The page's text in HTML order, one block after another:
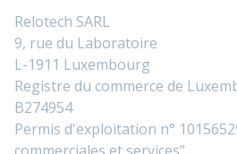
Relotech SARL
9, rue du Laboratoire
L-1911 Luxembourg
Registre du commerce de
B274954
Permis d'exploitation n°